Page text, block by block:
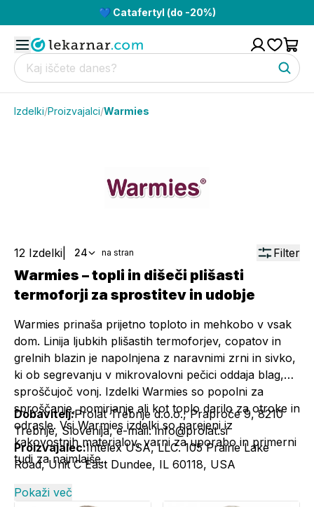
💙 Catafertyl (do -20%)
Izdelki/Proizvajalci/Warmies
12 Izdelki 24 na stran Filter
Warmies – topli in dišeči plišasti
termoforji za sprostitev in udobje
Warmies prinaša prijetno toploto in mehkobo v vsak
dom. Linija ljubkih plišastih termoforjev, copatov in
grelnih blazin je napolnjena z naravnimi zrni in sivko,
ki ob segrevanju v mikrovalovni pečici oddaja blag,
sproščujoč vonj. Izdelki Warmies so popolni za
sproščanje, pomirjanje ali kot toplo darilo za otroke in
odrasle. Vsi Warmies izdelki so narejeni iz
kakovostnih materialov, varni za uporabo in primerni
tudi za najmlajše.
Dobavitelj:Prolat Trebnje d.o.o., Praproče 9, 8210
Trebnje, Slovenija, e-mail: info@prolat.si
Proizvajalec:Intelex USA, LLC. 105 Prairie Lake
Road, Unit C East Dundee, IL 60118, USA
Pokaži več